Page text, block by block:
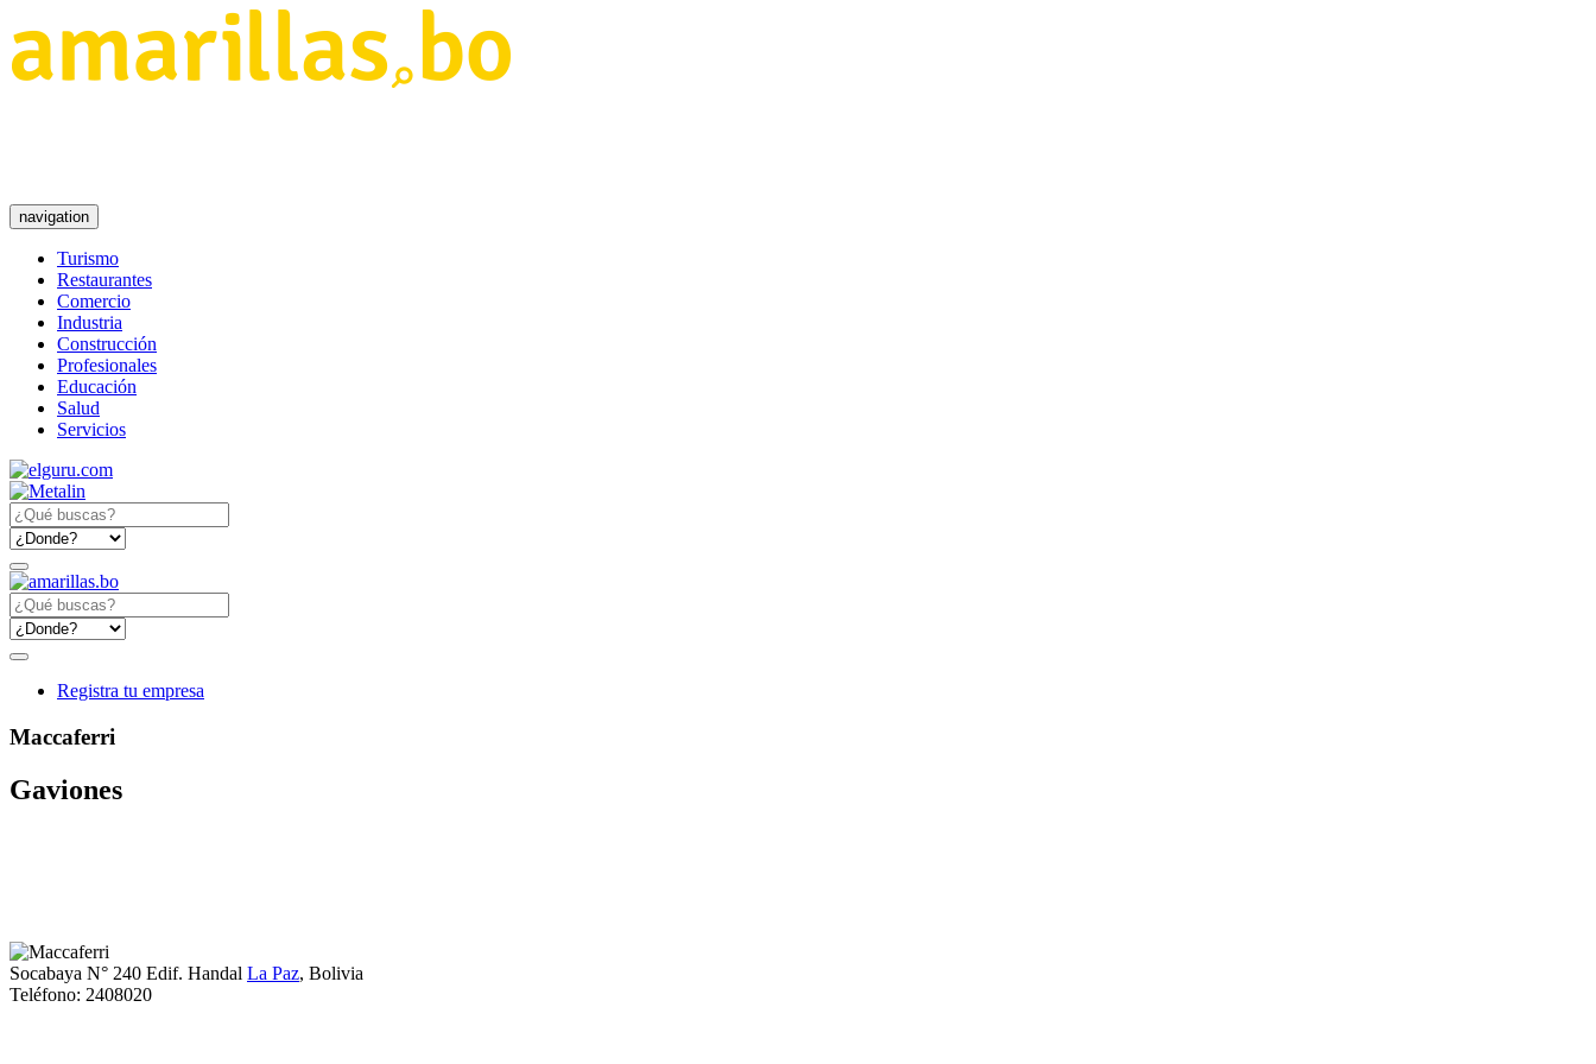
navigation
Turismo
Restaurantes
Comercio
Industria
Construcción
Profesionales
Educación
Salud
Servicios
Registra tu empresa
Maccaferri
Gaviones
Socabaya N° 240 Edif. Handal La Paz, Bolivia
Teléfono: 2408020